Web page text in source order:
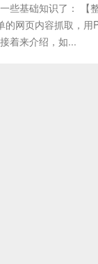
些基础知识了： 【
的网页内容抓取，
着来介绍，如...